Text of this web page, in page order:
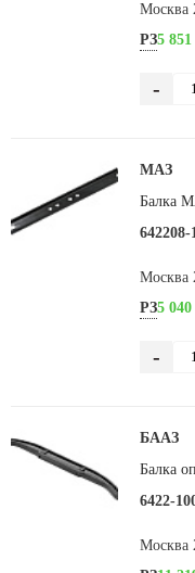
Москва
РЗ5
-
МАЗ
Балка
642208-
Москва
РЗ5
-
БААЗ
Балка
6422-
Москва